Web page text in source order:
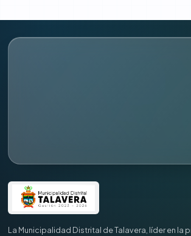
La Municipalidad Distrital de Talavera, líder en la